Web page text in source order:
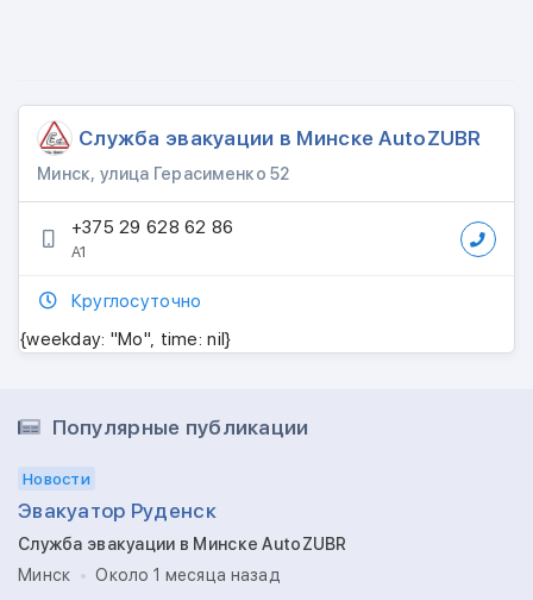
Служба эвакуации в Минске AutoZUBR
Минск, улица Герасименко 52
+375 29 628 62 86
А1
Круглосуточно
{weekday: "Mo", time: nil}
Популярные публикации
Новости
Эвакуатор Руденск
Служба эвакуации в Минске AutoZUBR
Минск
Около 1 месяца назад